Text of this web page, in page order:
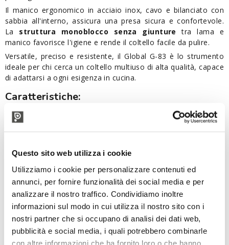
Questo sito web utilizza i cookie
Utilizziamo i cookie per personalizzare contenuti ed
annunci, per fornire funzionalità dei social media e per
analizzare il nostro traffico. Condividiamo inoltre
informazioni sul modo in cui utilizza il nostro sito con i
nostri partner che si occupano di analisi dei dati web,
pubblicità e social media, i quali potrebbero combinarle
con altre informazioni che ha fornito loro o che hanno
Il manico ergonomico in acciaio inox, cavo e bilanciato con
sabbia all'interno, assicura una presa sicura e confortevole.
La struttura monoblocco senza giunture tra lama e
manico favorisce l'igiene e rende il coltello facile da pulire.
Versatile, preciso e resistente, il Global G-83 è lo strumento
ideale per chi cerca un coltello multiuso di alta qualità, capace
di adattarsi a ogni esigenza in cucina.
Caratteristiche:
Marchio: Global - Yoshikin
Serie: G
Modello: G-83 (lama alveolata)
Materiale: acciaio inox Cromova 18 (lega al molibdeno-
vanadio con durezza 56-58 HRC della Scala Rockwell)
Lunghezza lama: 18 cm
Lunghezza totale: 31,5 cm
Affilatura finale a mano secondo gli standard tradizionali
giapponesi
Manico ergonomico
Manico e lama in pezzo unico senza giunture
Materiali conformi alle normative igienico-sanitarie